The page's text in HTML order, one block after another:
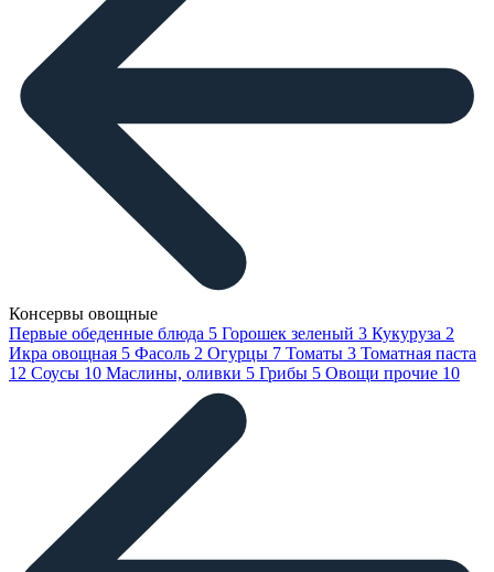
Консервы овощные
Первые обеденные блюда 5 Горошек зеленый 3 Кукуруза 2
Икра овощная 5 Фасоль 2 Огурцы 7 Томаты 3 Томатная паста
12 Соусы 10 Маслины, оливки 5 Грибы 5 Овощи прочие 10